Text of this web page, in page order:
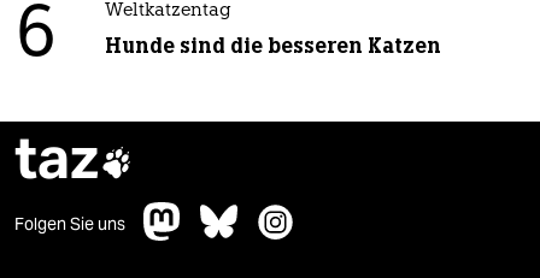
6 Weltkatzentag
Hunde sind die besseren Katzen
taz
Folgen Sie uns